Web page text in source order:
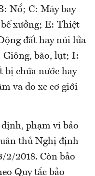
Nổ; C: Máy bay
xưởng; E: Thiệt
đất hay núi lửa
Giông, bão, lụt; I:
bị chứa nước hay
va do xe cơ giới
phạm vi bảo
thủ Nghị định
2/2018. Còn bảo
Quy tắc bảo